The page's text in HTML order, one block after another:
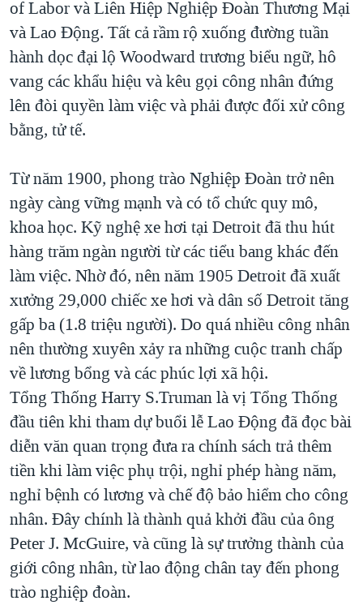
of Labor và Liên Hiệp Nghiệp Đoàn Thương Mại
và Lao Động. Tất cả rầm rộ xuống đường tuần
hành dọc đại lộ Woodward trương biểu ngữ, hô
vang các khẩu hiệu và kêu gọi công nhân đứng
lên đòi quyền làm việc và phải được đối xử công
bằng, tử tế.
Từ năm 1900, phong trào Nghiệp Đoàn trở nên
ngày càng vững mạnh và có tổ chức quy mô,
khoa học. Kỹ nghệ xe hơi tại Detroit đã thu hút
hàng trăm ngàn người từ các tiểu bang khác đến
làm việc. Nhờ đó, nên năm 1905 Detroit đã xuất
xưởng 29,000 chiếc xe hơi và dân số Detroit tăng
gấp ba (1.8 triệu người). Do quá nhiều công nhân
nên thường xuyên xảy ra những cuộc tranh chấp
về lương bổng và các phúc lợi xã hội.
Tổng Thống Harry S.Truman là vị Tổng Thống
đầu tiên khi tham dự buổi lễ Lao Động đã đọc bài
diễn văn quan trọng đưa ra chính sách trả thêm
tiền khi làm việc phụ trội, nghỉ phép hàng năm,
nghỉ bệnh có lương và chế độ bảo hiểm cho công
nhân. Đây chính là thành quả khởi đầu của ông
Peter J. McGuire, và cũng là sự trưởng thành của
giới công nhân, từ lao động chân tay đến phong
trào nghiệp đoàn.